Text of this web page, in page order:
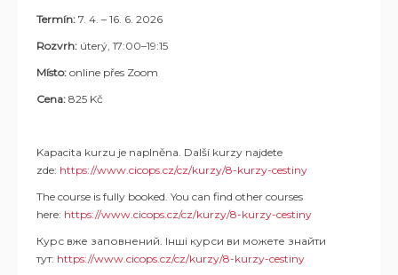
Termín: 7. 4. – 16. 6. 2026
Rozvrh: úterý, 17:00–19:15
Místo: online přes Zoom
Cena: 825 Kč
Kapacita kurzu je naplněna. Další kurzy najdete
zde: https://www.cicops.cz/cz/kurzy/8-kurzy-cestiny
The course is fully booked. You can find other courses
here: https://www.cicops.cz/cz/kurzy/8-kurzy-cestiny
Курс вже заповнений. Інші курси ви можете знайти
тут: https://www.cicops.cz/cz/kurzy/8-kurzy-cestiny